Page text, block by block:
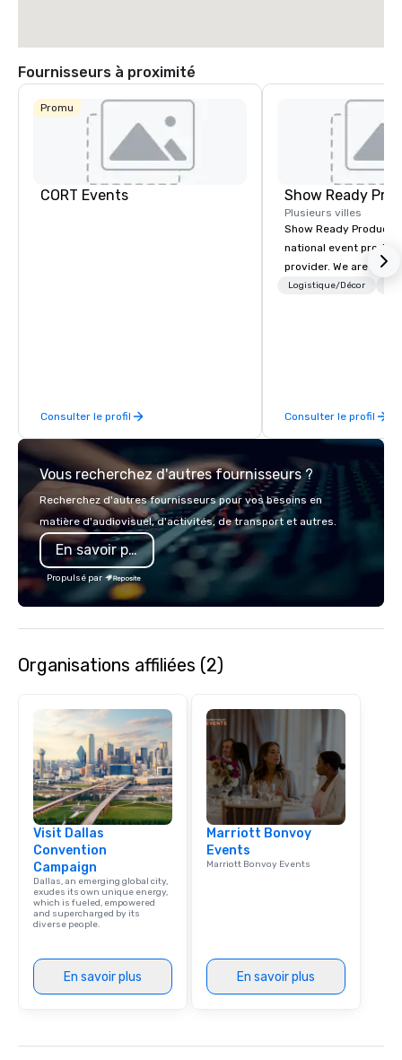
Fournisseurs à proximité
Promu
CORT Events
Consulter le profil
Show Ready
Plusieurs villes
Show Ready
national event
provider. We are your
production partner
Logistique/Décor
Consulter le profil
Vous recherchez d'autres fournisseurs ?
Recherchez d'autres fournisseurs pour vos besoins en
matière d'audiovisuel, d'activités, de transport et autres.
En savoir plus
Propulsé par
Organisations affiliées (2)
Visit Dallas
Convention
Campaign
Dallas, an emerging global city,
exudes its own unique energy,
which is fueled, empowered
and supercharged by its
diverse people.
En savoir plus
Marriott Bonvoy
Events
Marriott Bonvoy Events
En savoir plus